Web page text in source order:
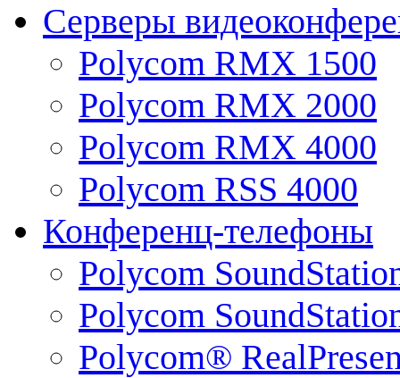
Серверы
Polycom RMX 1500
Polycom RMX 2000
Polycom RMX 4000
Polycom RSS 4000
Конференц-телефоны
Polycom
Polycom
Polycom®